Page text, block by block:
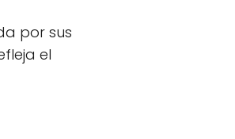
por sus
el